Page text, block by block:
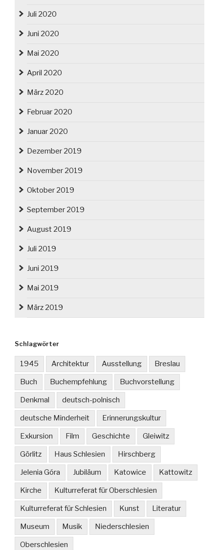
Juli 2020
Juni 2020
Mai 2020
April 2020
März 2020
Februar 2020
Januar 2020
Dezember 2019
November 2019
Oktober 2019
September 2019
August 2019
Juli 2019
Juni 2019
Mai 2019
März 2019
Schlagwörter
1945 Architektur Ausstellung Breslau
Buch Buchempfehlung Buchvorstellung
Denkmal deutsch-polnisch
deutsche Minderheit Erinnerungskultur
Exkursion Film Geschichte Gleiwitz
Görlitz Haus Schlesien Hirschberg
Jelenia Góra Jubiläum Katowice Kattowitz
Kirche Kulturreferat für Oberschlesien
Kulturreferat für Schlesien Kunst Literatur
Museum Musik Niederschlesien
Oberschlesien